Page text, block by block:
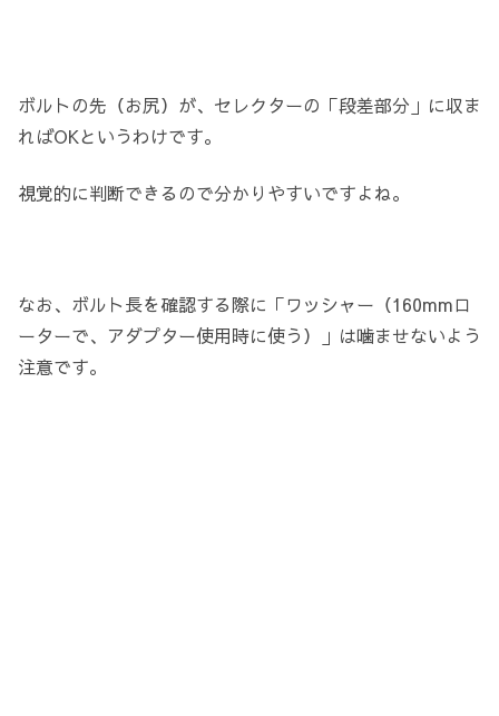
ボルトの先（お尻）が、セレクターの「段差部分」に収ま
ればOKというわけです。
視覚的に判断できるので分かりやすいですよね。
なお、ボルト長を確認する際に「ワッシャー（160mmロ
ーターで、アダプター使用時に使う）」は噛ませないよう
注意です。